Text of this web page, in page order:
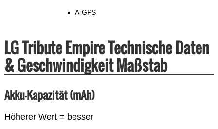
A-GPS
LG Tribute Empire Technische Daten
& Geschwindigkeit Maßstab
Akku-Kapazität (mAh)
Höherer Wert = besser